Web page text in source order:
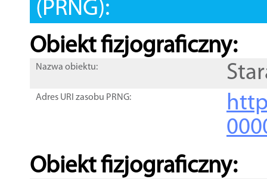
(PRNG):
Obiekt fizjograficzny:
Nazwa obiektu:
Adres URI zasobu PRNG:
Obiekt fizjograficzny: